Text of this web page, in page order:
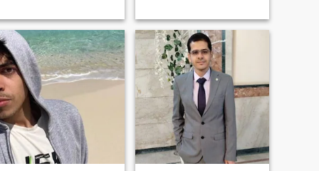
وإذا كان ذو مال فأضف
=١٠٠ ‏وإذا كان ذو حسب
صفراً =١٠٠٠ ‏فإذا ذهب العدد
studies in Alazhar .i keep in
my heart all the Holy Quran
Alhamdulilah .i love
happiness , sporting ,
traviling , and swiming .i am
very hopeful man .